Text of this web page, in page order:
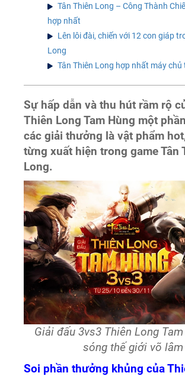
Tân Thiên Long – Công Thành
hợp nhất
Lên lôi đài, chiến với 12 con giáp
Long
Tân Thiên Long hợp nhất máy
Sự hấp dẫn và thu hút rầm rộ
Thiên Long Tam Hùng một
các giải thưởng là vật phẩm
từng xuất hiện trong game Tân
Long.
Giải đấu 3vs3 Thiên Long
sóng thế giới võ lâm
Soi phần thưởng khủng của